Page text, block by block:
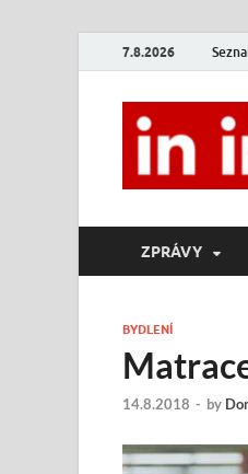
7.8.2026
ZPRÁVY
BYDLENÍ
14.8.2018 - by